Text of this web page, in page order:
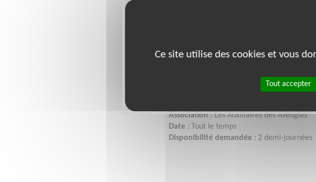
Animateur local
SEINE-SAINT-DENIS (93)
Association :Les Auxiliaires des Aveugles
Date :
Tout le temps
Disponibilité demandée : 2 demi-journées
Ce site utilise des cookies et vous
Tout accepter